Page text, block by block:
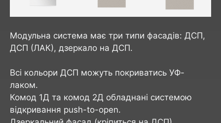
Модульна система має три типи фасадів: ДСП,
ДСП (ЛАК), дзеркало на ДСП.
Всі кольори ДСП можуть покриватись УФ-
лаком.
Комод 1Д та комод 2Д обладнані системою
відкривання push-to-open.